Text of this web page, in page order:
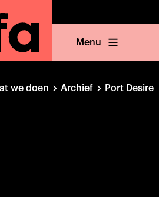
Menu
we doen Archief Port Desire